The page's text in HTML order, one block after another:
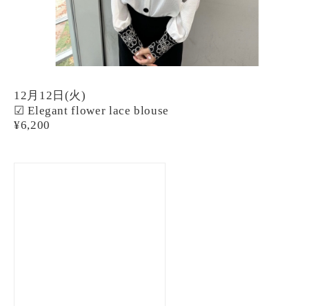
12月12日(火)
☑︎ Elegant flower lace blouse
¥6,200